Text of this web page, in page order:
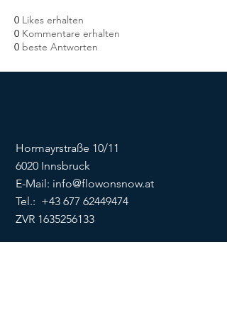
0 Likes erhalten
0 Kommentare erhalten
0 beste Antworten
Hormayrstraße 10/11
6020 Innsbruck
E-Mail: info@flowonsnow.at
Tel.: +43 677 62449474
ZVR 1635256133